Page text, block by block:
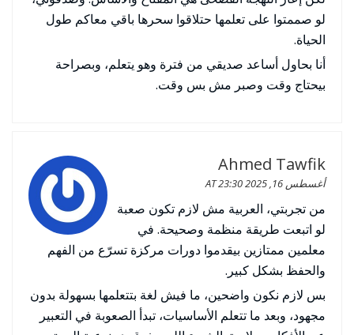
لو صممتوا على تعلمها حتلاقوا سحرها باقي معاكم طول
الحياة.
أنا بحاول أساعد صديقي من فترة وهو يتعلم، وبصراحة
بيحتاج وقت وصبر مش بس وقت.
Ahmed Tawfik
أغسطس 16, 2025 AT 23:30
من تجربتي، العربية مش لازم تكون صعبة
لو اتبعت طريقة منظمة وصحيحة. في
معلمين ممتازين بيقدموا دورات مركزة تسرّع من الفهم
والحفظ بشكل كبير.
بس لازم نكون واضحين، ما فيش لغة بتتعلمها بسهولة بدون
مجهود، وبعد ما تتعلم الأساسيات، تبدأ الصعوبة في التعبير